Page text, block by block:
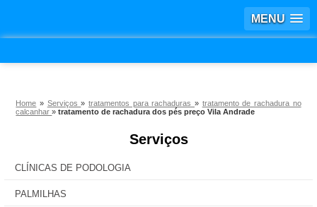
MENU
Home » Serviços»tratamentos para rachaduras » tratamento de rachadura no
calcanhar»tratamento de rachadura dos pés preço Vila Andrade
Serviços
CLÍNICAS DE PODOLOGIA
PALMILHAS